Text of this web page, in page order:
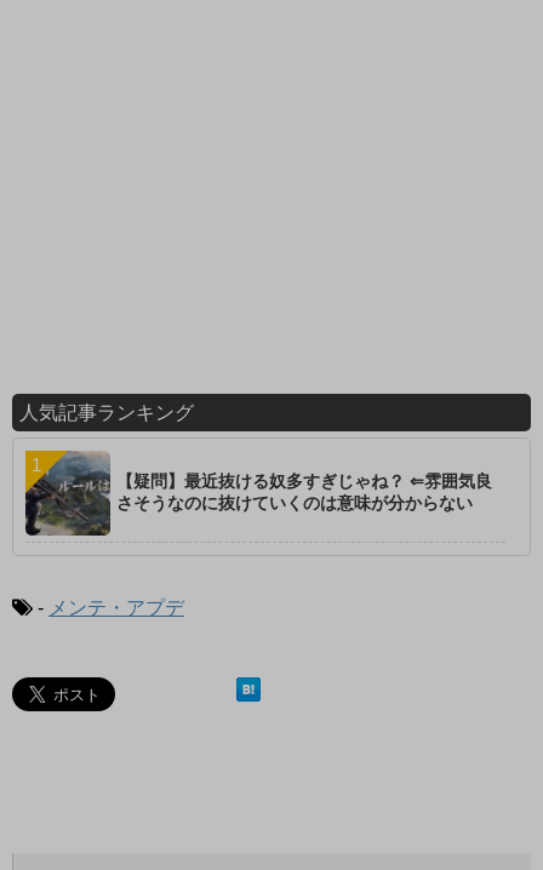
人気記事ランキング
【疑問】最近抜ける奴多すぎじゃね？ ⇐雰囲気良
さそうなのに抜けていくのは意味が分からない
- メンテ・アプデ